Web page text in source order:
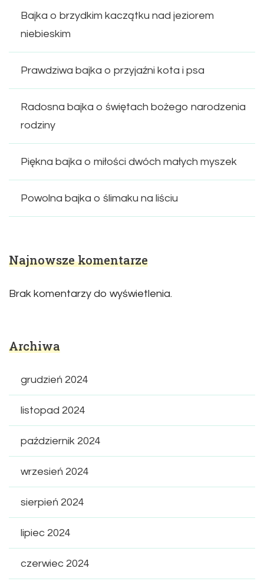
Bajka o brzydkim kaczątku nad jeziorem
niebieskim
Prawdziwa bajka o przyjaźni kota i psa
Radosna bajka o świętach bożego narodzenia
rodziny
Piękna bajka o miłości dwóch małych myszek
Powolna bajka o ślimaku na liściu
Najnowsze komentarze
Brak komentarzy do wyświetlenia.
Archiwa
grudzień 2024
listopad 2024
październik 2024
wrzesień 2024
sierpień 2024
lipiec 2024
czerwiec 2024